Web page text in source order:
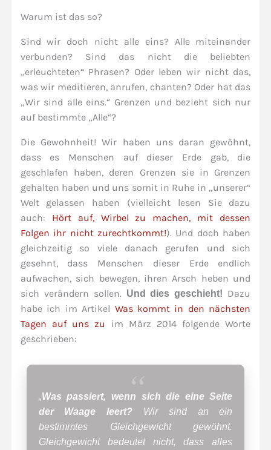
Warum ist das so?
Sind wir doch nicht alle eins? Alle miteinander
verbunden? Sind das nicht die beliebten
„erleuchteten“ Phrasen? Oder leben wir nicht das,
was wir meditieren, anrufen, chanten? Oder hat das
„Wir sind alle eins.“ Grenzen und bezieht sich nur
auf bestimmte „Alle“?
Die Gewohnheit! Wir haben uns daran gewöhnt,
dass es Menschen auf dieser Erde gab, die
geschlafen haben, deren Grenzen sie in Grenzen
gehalten haben und uns somit in Ruhe in „unserer“
Welt gelassen haben (vielleicht lesen Sie dazu
auch: Hört auf, Wirbel zu machen, mit dessen
Folgen ihr nicht zurechtkommt!). Und doch haben
gleichzeitig so viele danach gerufen und sich
gesehnt, dass Menschen dieser Erde endlich
aufwachen, sich bewegen, ihren Arsch heben und
sich verändern sollen. Und dies geschieht! Dazu
habe ich im Artikel Was kommt in den nächsten
Tagen auf uns zu
im März 2014 folgende Worte
geschrieben:
Was passiert, wenn sich die eine Seite
der Waage leert? Wir sind an ein
bestimmtes Gleichgewicht gewöhnt.
Gleichgewicht bedeutet nicht, dass alles